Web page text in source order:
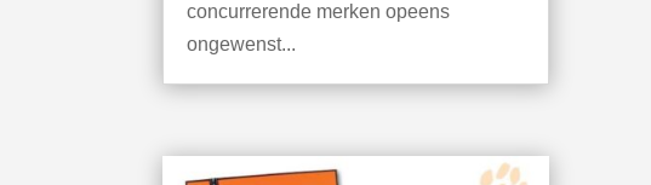
concurrerende merken opeens
ongewenst...